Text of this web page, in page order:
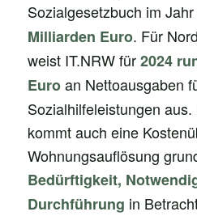
Sozialgesetzbuch im Jahr
Milliarden Euro. Für
weist IT.NRW für2024
Euroan Nettoausgaben
Sozialhilfeleistungen
kommt auch eine
Wohnungsauflösung
Bedürftigkeit,
Durchführung in